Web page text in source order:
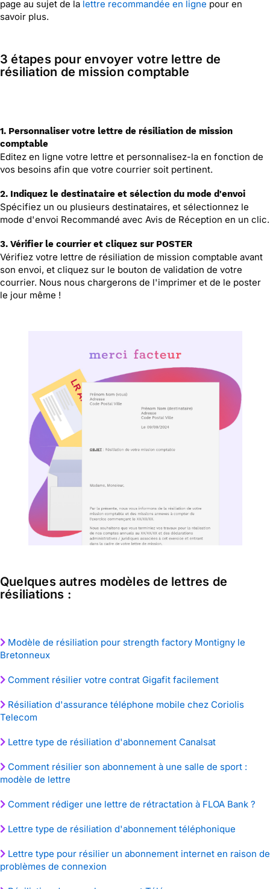
page au sujet de la lettre recommandée en ligne pour en
savoir plus.
3 étapes pour envoyer votre lettre de
résiliation de mission comptable
1. Personnaliser votre lettre de résiliation de mission
comptable
Editez en ligne votre lettre et personnalisez-la en fonction de
vos besoins afin que votre courrier soit pertinent.
2. Indiquez le destinataire et sélection du mode d'envoi
Spécifiez un ou plusieurs destinataires, et sélectionnez le
mode d'envoi Recommandé avec Avis de Réception en un clic.
3. Vérifier le courrier et cliquez sur POSTER
Vérifiez votre lettre de résiliation de mission comptable avant
son envoi, et cliquez sur le bouton de validation de votre
courrier. Nous nous chargerons de l'imprimer et de le poster
le jour même !
Quelques autres modèles de lettres de
résiliations :
Modèle de résiliation pour strength factory Montigny le
Bretonneux
Comment résilier votre contrat Gigafit facilement
Résiliation d'assurance téléphone mobile chez Coriolis
Telecom
Lettre type de résiliation d'abonnement Canalsat
Comment résilier son abonnement à une salle de sport :
modèle de lettre
Comment rédiger une lettre de rétractation à FLOA Bank ?
Lettre type de résiliation d'abonnement téléphonique
Lettre type pour résilier un abonnement internet en raison de
problèmes de connexion